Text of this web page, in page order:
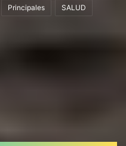
Principales SALUD